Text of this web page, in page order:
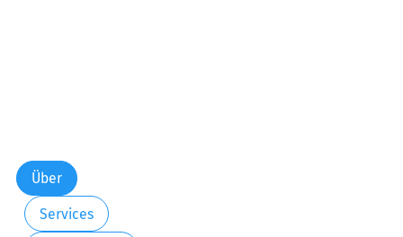
Über
Services